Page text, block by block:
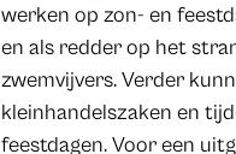
werken op zon- en
en als redder op het
zwemvijvers. Verder
kleinhandelszaken en
feestdagen. Voor een